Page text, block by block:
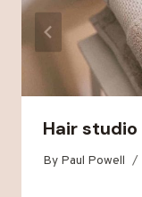
Hair studio
By Paul Powell